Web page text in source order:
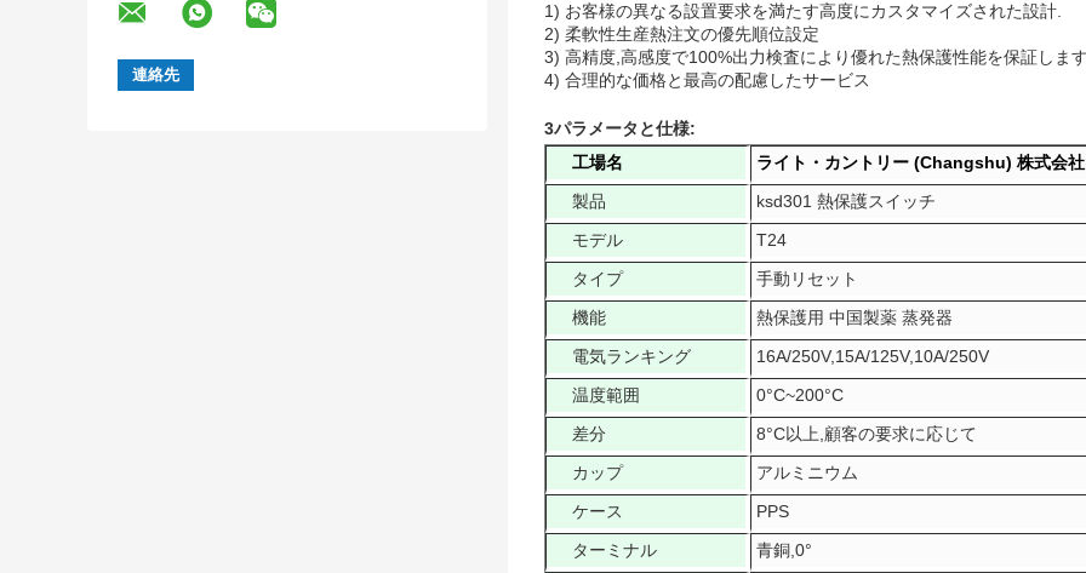
1) お客様の異なる設置要求を満たす高度にカスタマイズされた設計.
2) 柔軟性生産熱注文の優先順位設定
3) 高精度,高感度で100%出力検査により優れた熱保護性能を保証しま
4) 合理的な価格と最高の配慮したサービス
3パラメータと仕様:
工場名
ライト・カントリー (Changshu) 株式会社
製品
ksd301 熱保護スイッチ
モデル
T24
タイプ
手動リセット
機能
熱保護用 中国製薬 蒸発器
電気ランキング
16A/250V,15A/125V,10A/250V
温度範囲
0°C~200°C
差分
8°C以上,顧客の要求に応じて
カップ
アルミニウム
ケース
PPS
ターミナル
青銅,0°